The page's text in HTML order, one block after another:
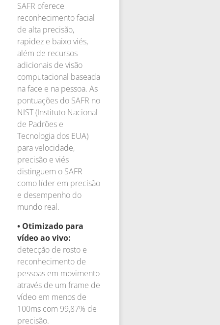
SAFR oferece
reconhecimento facial
de alta precisão,
rapidez e baixo viés,
além de recursos
adicionais de visão
computacional baseada
na face e na pessoa. As
pontuações do SAFR no
NIST (Instituto Nacional
de Padrões e
Tecnologia dos EUA)
para velocidade,
precisão e viés
distinguem o SAFR
como líder em precisão
e desempenho do
mundo real.
• Otimizado para
vídeo ao vivo:
detecção de rosto e
reconhecimento de
pessoas em movimento
através de um frame de
vídeo em menos de
100ms com 99,87% de
precisão.